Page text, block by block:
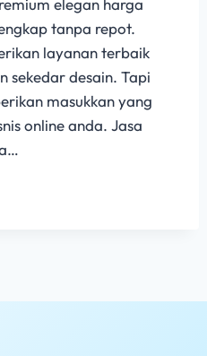
tanpa repot.
layanan terbaik
sekedar desain. Tapi
masukkan yang
online anda. Jasa